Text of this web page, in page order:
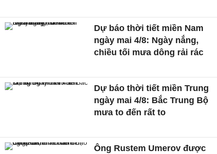
Dự báo thời tiết miền Nam
ngày mai 4/8: Ngày nắng,
chiều tối mưa dông rải rác
Dự báo thời tiết miền Trung
ngày mai 4/8: Bắc Trung Bộ
mưa to đến rất to
Ông Rustem Umerov được